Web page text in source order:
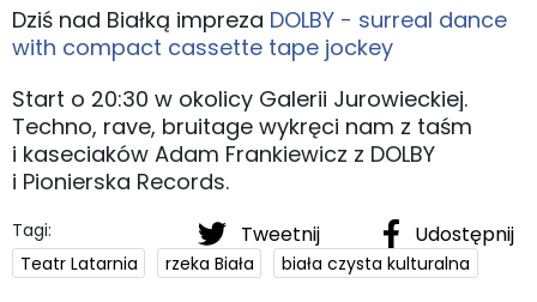
Dziś nad Białką impreza DOLBY - surreal dance
with compact cassette tape jockey
Start o 20:30 w okolicy Galerii Jurowieckiej.
Techno, rave, bruitage wykręci nam z taśm
i kaseciaków Adam Frankiewicz z DOLBY
i Pionierska Records.
Tweetnij Udostępnij
Tagi:
Teatr Latarnia
rzeka Biała biała czysta kulturalna